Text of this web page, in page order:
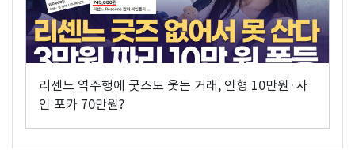
리센느 역주행에 굿즈도 웃돈 거래, 인형 10만원·사
인 포카 70만원?